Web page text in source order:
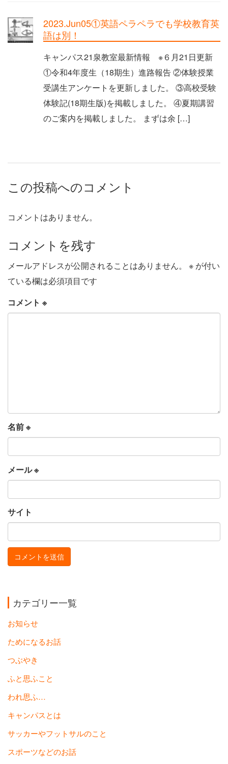
2023.Jun05①英語ペラペラでも学校教育英
語は別！
キャンパス21泉教室最新情報 ※６月21日更新
①令和4年度生（18期生）進路報告 ②体験授業
受講生アンケートを更新しました。 ③高校受験
体験記(18期生版)を掲載しました。 ④夏期講習
のご案内を掲載しました。 まずは余 […]
この投稿へのコメント
コメントはありません。
コメントを残す
メールアドレスが公開されることはありません。 ※ が付い
ている欄は必須項目です
コメント ※
名前※
メール※
サイト
カテゴリー一覧
お知らせ
ためになるお話
つぶやき
ふと思ふこと
われ思ふ…
キャンパスとは
サッカーやフットサルのこと
スポーツなどのお話